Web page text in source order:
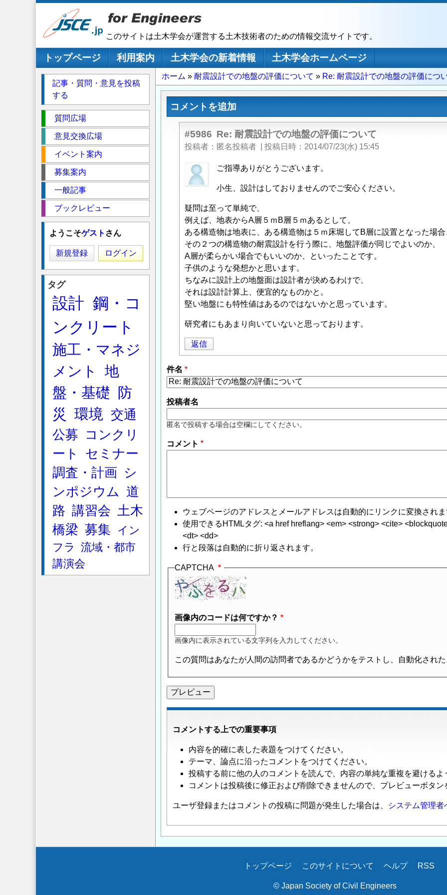
このサイトは土木学会が運営する土木技術者のための情報交流サイトです。
メインナビゲーション
トップページ 利用案内 土木学会の新着情報
土木学会ホームページ
パ
ン
ず
ホーム 耐震設計での地盤の評価について Re: 耐震設計での地盤の評価につ
コメントを追加
#5986 Re: 耐震設計での地盤の評価について
投稿者 匿名投稿者 投稿日時 2014/07/23(水) 15:45
匿
名
稿
者
に
よ
る
「 Re:
耐
震
設
で
の
地
の
評
価
に
つ
て 」
ご指導ありがとうございます。
小生、設計はしておりませんのでご安心ください。
疑問は至って単純で、
例えば、地表からA層５ｍB層５ｍあるとして、
ある構造物は地表に、ある構造物は５ｍ床堀してB層に設置となった場合
その２つの構造物の耐震設計を行う際に、地盤評価が同じでよいのか、
A層が柔らかい場合でもいいのか、といったことです。
子供のような発想かと思います。
ちなみに設計上の地盤面は設計者が決めるわけで、
それは設計計算上、便宜的なものかと。
堅い地盤にも特性値はあるのではないかと思っています。
研究者にもあまり向いていないと思っております。
返信
件名
投稿者名
匿名で投稿する場合は空欄にしてください。
コメント
ウェブページのアドレスとメールアドレスは自動的にリンクに変換され
使用できるHTMLタグ: <a href hreflang> <em> <strong> <cite>
<dt> <dd>
行と段落は自動的に折り返されます。
CAPTCHA
画像内のコードは何ですか？
画像内に表示されている文字列を入力してください。
この質問はあなたが人間の訪問者であるかどうかをテストし、自動化され
コメントする上での重要事項
内容を的確に表した表題をつけてください。
テーマ、論点に沿ったコメントをつけてください。
投稿する前に他の人のコメントを読んで、内容の単純な重複を避けるよ
コメントは投稿後に修正および削除できませんので、プレビューボタ
ユーザ登録またはコメントの投稿に問題が発生した場合は、 システム管理者
記事・質問・意見を投稿
する
ク
シ
質問広場
意見交換広場
イベント案内
募集案内
一般記事
ブックレビュー
ようこそゲスト さん
新規登録 ログイン
タグ
設計 鋼・コ
ンクリート
施工・マネジ
メント
地
盤・基礎
防
災
環境 交通
公募
コンクリ
ート
セミナー
調査・計画
シ
ンポジウム 道
路 講習会 土木
橋梁 募集
イン
フラ
流域・都市
講演会
トップページ このサイトについて ヘルプ RSS
© Japan Society of Civil Engineers